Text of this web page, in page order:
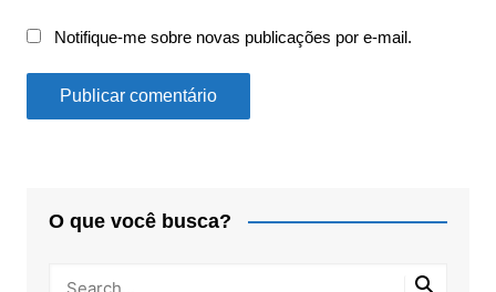
Notifique-me sobre novas publicações por e-mail.
O que você busca?